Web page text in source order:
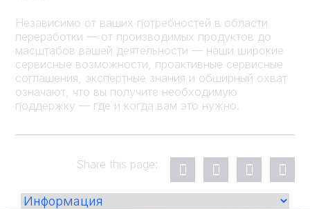
Независимо от ваших потребностей в области
переработки — от производимых продуктов до
масштабов вашей деятельности — наши широкие
сервисные возможности, проактивные сервисные
соглашения, экспертные знания и обширный охват
означают, что вы получите необходимую
поддержку — где и когда вам это нужно.
Share this page: